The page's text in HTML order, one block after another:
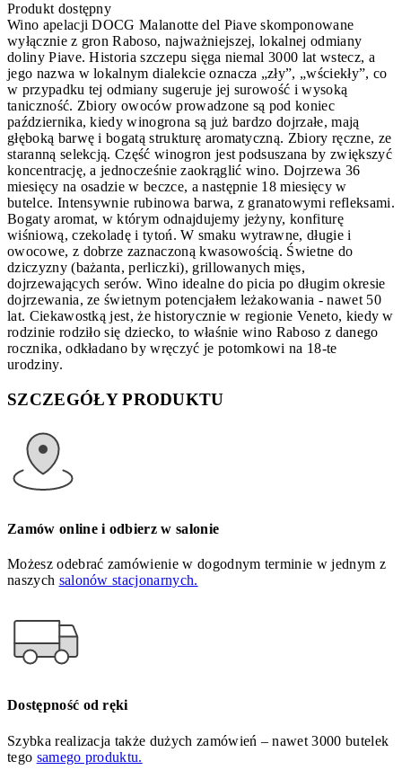
Produkt dostępny
Wino apelacji DOCG Malanotte del Piave skomponowane
wyłącznie z gron Raboso, najważniejszej, lokalnej odmiany
doliny Piave. Historia szczepu sięga niemal 3000 lat wstecz, a
jego nazwa w lokalnym dialekcie oznacza „zły”, „wściekły”, co
w przypadku tej odmiany sugeruje jej surowość i wysoką
taniczność. Zbiory owoców prowadzone są pod koniec
października, kiedy winogrona są już bardzo dojrzałe, mają
głęboką barwę i bogatą strukturę aromatyczną. Zbiory ręczne, ze
staranną selekcją. Część winogron jest podsuszana by zwiększyć
koncentrację, a jednocześnie zaokrąglić wino. Dojrzewa 36
miesięcy na osadzie w beczce, a następnie 18 miesięcy w
butelce. Intensywnie rubinowa barwa, z granatowymi refleksami.
Bogaty aromat, w którym odnajdujemy jeżyny, konfiturę
wiśniową, czekoladę i tytoń. W smaku wytrawne, długie i
owocowe, z dobrze zaznaczoną kwasowością. Świetne do
dziczyzny (bażanta, perliczki), grillowanych mięs,
dojrzewających serów. Wino idealne do picia po długim okresie
dojrzewania, ze świetnym potencjałem leżakowania - nawet 50
lat. Ciekawostką jest, że historycznie w regionie Veneto, kiedy w
rodzinie rodziło się dziecko, to właśnie wino Raboso z danego
rocznika, odkładano by wręczyć je potomkowi na 18-te
urodziny.
SZCZEGÓŁY PRODUKTU
Zamów online i odbierz w salonie
Możesz odebrać zamówienie w dogodnym terminie w jednym z
naszych salonów stacjonarnych.
Dostępność od ręki
Szybka realizacja także dużych zamówień – nawet 3000 butelek
tego samego produktu.